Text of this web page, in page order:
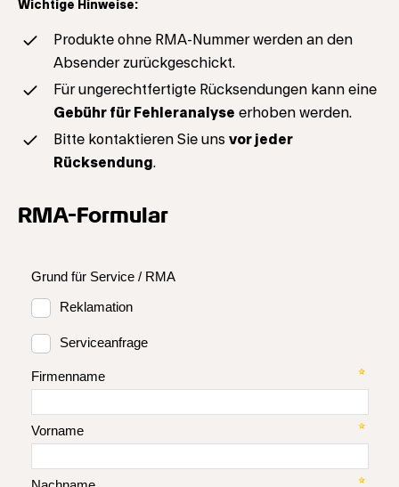
Wichtige Hinweise:
Produkte ohne RMA-Nummer werden an den
Absender zurückgeschickt.
Für ungerechtfertigte Rücksendungen kann eine
Gebühr für Fehleranalyse erhoben werden.
Bitte kontaktieren Sie uns vor jeder
Rücksendung.
RMA-Formular